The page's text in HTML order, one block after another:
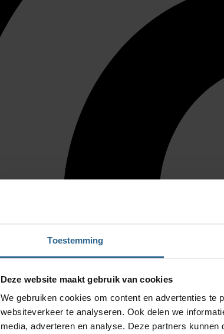
Toestemming
Deze website maakt gebruik van cookies
We gebruiken cookies om content en advertenties te
websiteverkeer te analyseren. Ook delen we
media, adverteren en analyse. Deze partners